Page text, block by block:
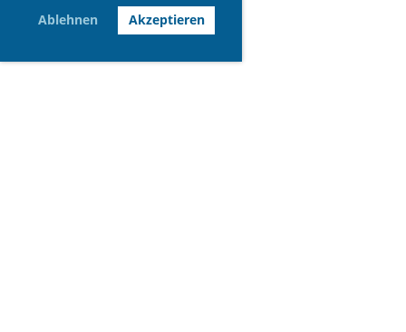
Ablehnen Akzeptieren